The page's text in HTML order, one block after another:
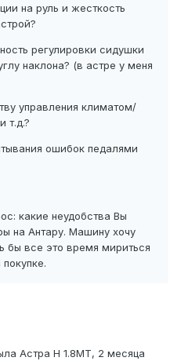
на руль и жесткость
регулировки сидушки
наклона? (в астре у меня
управления климатом/
т.д.?
ошибок педалями
какие неудобства Вы
на Антару. Машину хочу
бы все это время мириться
Астра Н 1.8МТ, 2 месяца